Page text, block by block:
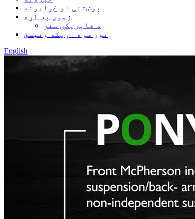
پوښتنې او ځوابونه
زموږ په اړه
د فابریکې سفر
موږ سره اړیکه ونیسئ
English